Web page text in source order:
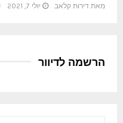
מאת דירות קלאב יולי 7, 2021
הרשמה לדיוור